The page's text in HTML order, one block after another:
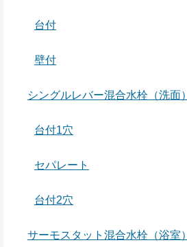
台付
壁付
シングルレバー混合水栓（洗面）
台付1穴
セパレート
台付2穴
サーモスタット混合水栓（浴室）